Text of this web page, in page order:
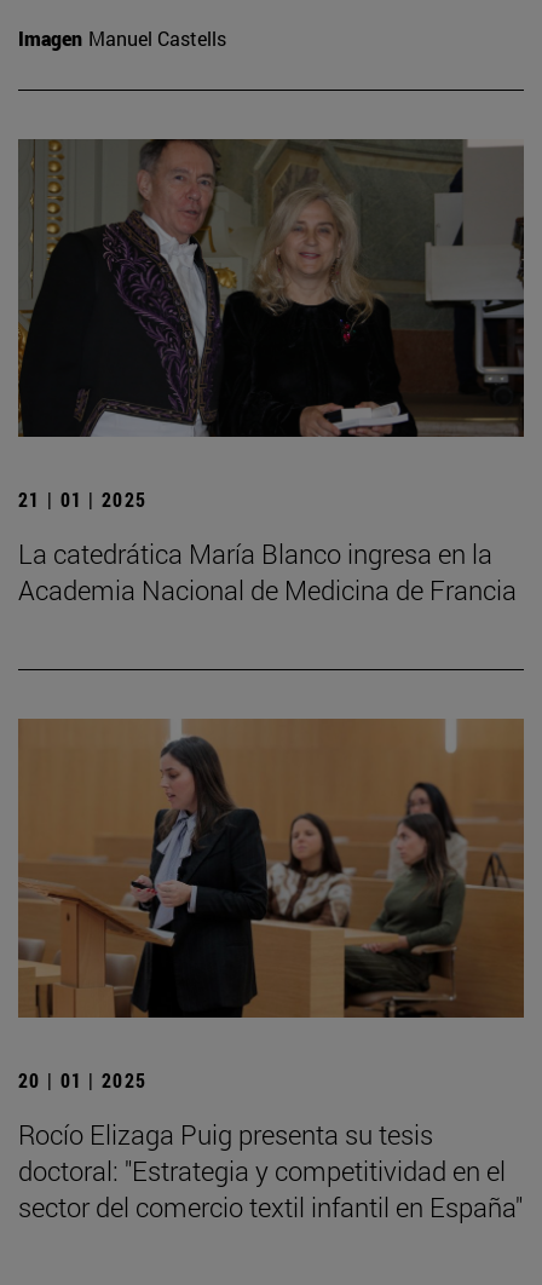
Imagen Manuel Castells
21 | 01 | 2025
La catedrática María Blanco ingresa en la
Academia Nacional de Medicina de Francia
20 | 01 | 2025
Rocío Elizaga Puig presenta su tesis
doctoral: "Estrategia y competitividad en el
sector del comercio textil infantil en España"